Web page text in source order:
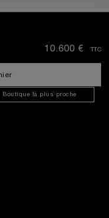
10.600 € TTC
Boutique la plus proche